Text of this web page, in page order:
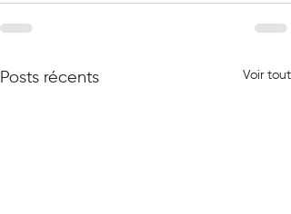
Posts récents Voir tout